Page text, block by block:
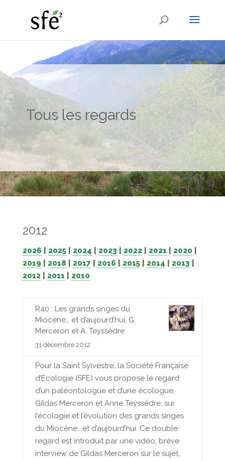
Tous les regards
2012
2026 2025| 2024 2023 2022 2021 2020
2019
2018 2017 2016 2015| 2014 2013
2012
2011 2010
R40 : Les grands singes du
Miocène… et d’aujourd’hui, G.
Merceron et A. Teyssèdre
31 décembre 2012
Pour la Saint Sylvestre, la Société Française
d’Ecologie (SFE) vous propose le regard
d’un paléontologue et d’une écologue,
Gildas Merceron et Anne Teyssèdre, sur
l’écologie et l’évolution des grands singes
du Miocène.. et d’aujourd’hui. Ce double
regard est introduit par une vidéo, brève
interview de Gildas Merceron sur le sujet,